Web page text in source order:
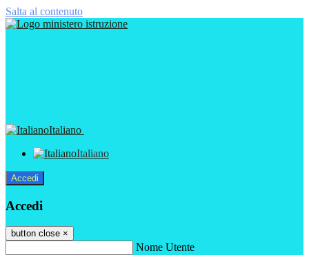
Salta al contenuto
Italiano
Italiano
Accedi
Accedi
button close ×
Nome Utente